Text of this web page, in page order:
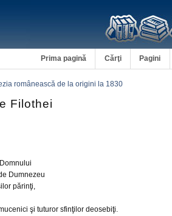
Prima pagină Cărţi Pagini
românească de la origini la 1830
Filothei
Dumnezeu
părinţi,
şi tuturor sfinţilor deosebiţi.